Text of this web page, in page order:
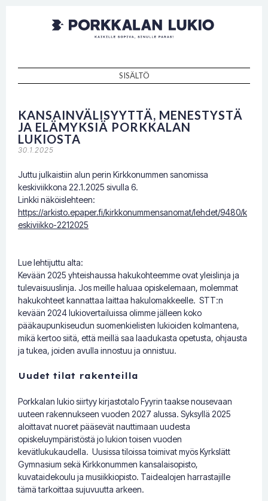
Porkkalan
lukio
Kaikille sopiva, sinulle paras!
SISÄLTÖ
KANSAINVÄLISYYTTÄ, MENESTYSTÄ
JA ELÄMYKSIÄ PORKKALAN
LUKIOSTA
30.1.2025
Juttu julkaistiin alun perin Kirkkonummen sanomissa
keskiviikkona 22.1.2025 sivulla 6.
Linkki näköislehteen:
https://arkisto.epaper.fi/kirkkonummensanomat/lehdet/9480/k
eskiviikko-2212025
Lue lehtijuttu alta:
Kevään 2025 yhteishaussa hakukohteemme ovat yleislinja ja
tulevaisuuslinja. Jos meille haluaa opiskelemaan, molemmat
hakukohteet kannattaa laittaa hakulomakkeelle. STT:n
kevään 2024 lukiovertailuissa olimme jälleen koko
pääkaupunkiseudun suomenkielisten lukioiden kolmantena,
mikä kertoo siitä, että meillä saa laadukasta opetusta, ohjausta
ja tukea, joiden avulla innostuu ja onnistuu.
Uudet tilat rakenteilla
Porkkalan lukio siirtyy kirjastotalo Fyyrin taakse nousevaan
uuteen rakennukseen vuoden 2027 alussa. Syksyllä 2025
aloittavat nuoret pääsevät nauttimaan uudesta
opiskeluympäristöstä jo lukion toisen vuoden
kevätlukukaudella. Uusissa tiloissa toimivat myös Kyrkslätt
Gymnasium sekä Kirkkonummen kansalaisopisto,
kuvataidekoulu ja musiikkiopisto. Taidealojen harrastajille
tämä tarkoittaa sujuvuutta arkeen.